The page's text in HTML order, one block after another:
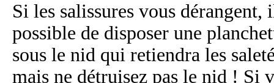
Si les salissures vous dérangent,
possible de disposer une
sous le nid qui retiendra les
mais ne détruisez pas le nid ! Si